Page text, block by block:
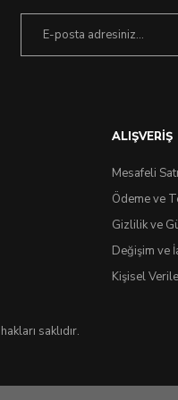
ALIŞVERİŞ
Mesafeli
Ödeme ve
Gizlilik ve
Değişim ve
Kişisel
saklıdır.